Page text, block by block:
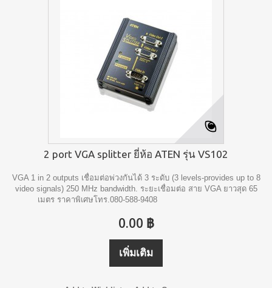
2 port VGA splitter ยี่ห้อ ATEN รุ่น VS102
VGA 1 in 2 outputs เชื่อมต่อพ่วงกันได้ 3 ระดับ (3 levels-provides up to 8
video signals) 250 MHz bandwidth. ระยะเชื่อมต่อ สาย VGA ยาวสุด 65
เมตร ราคาพิเศษโทร.080-588-9408
0.00 ฿
เพิ่มเติม